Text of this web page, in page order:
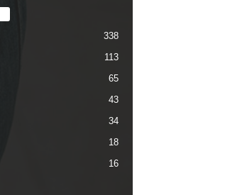
338
113
65
43
34
18
16